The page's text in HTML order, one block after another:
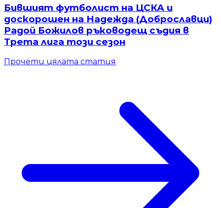
Бившият футболист на ЦСКА и
доскорошен на Надежда (Доброславци)
Радой Божилов ръководещ съдия в
Трета лига този сезон
Прочети цялата статия